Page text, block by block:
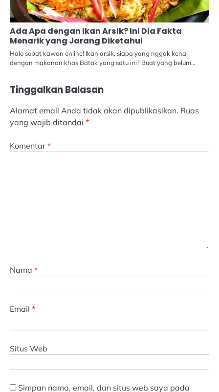
Ada Apa dengan Ikan Arsik? Ini Dia Fakta
Menarik yang Jarang Diketahui
Halo sobat kawan online! Ikan arsik, siapa yang nggak kenal
dengan makanan khas Batak yang satu ini? Buat yang belum…
Tinggalkan Balasan
Alamat email Anda tidak akan dipublikasikan. Ruas
yang wajib ditandai *
Komentar *
Nama *
Email *
Situs Web
Simpan nama, email, dan situs web saya pada